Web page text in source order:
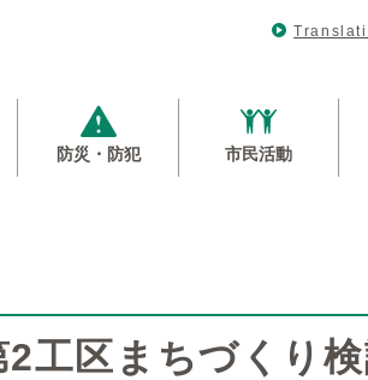
防災・防犯 市民活動
工区まちづくり